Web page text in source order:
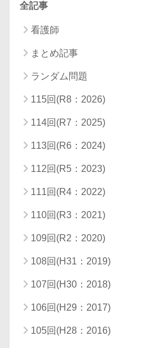
全記事
看護師
まとめ記事
ランダム問題
115回(R8：2026)
114回(R7：2025)
113回(R6：2024)
112回(R5：2023)
111回(R4：2022)
110回(R3：2021)
109回(R2：2020)
108回(H31：2019)
107回(H30：2018)
106回(H29：2017)
105回(H28：2016)